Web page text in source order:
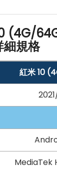
規格
、MIUI 12.5 操作
解析度螢
處理器
(4G/
細規格
紅米 10
MediaTek